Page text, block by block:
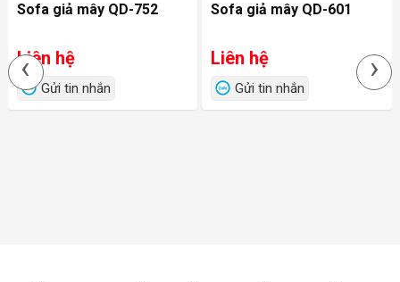
Sofa giả mây QD-752
Liên hệ
Gửi tin nhắn
Sofa giả mây QD-601
Liên hệ
Gửi tin nhắn
‹ ›